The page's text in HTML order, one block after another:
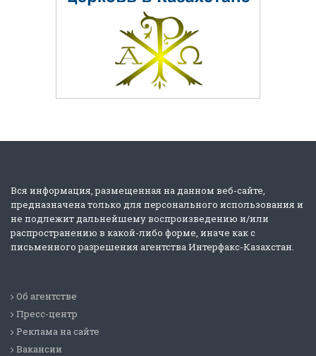
Вся информация, размещенная на данном веб-сайте,
предназначена только для персонального использования и
не подлежит дальнейшему воспроизведению и/или
распространению в какой-либо форме, иначе как с
письменного разрешения агентства Интерфакс-Казахстан.
Об агентстве
Пресс-центр
Реклама на сайте
Вакансии